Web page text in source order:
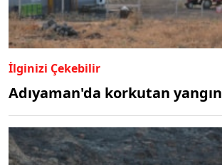
İlginizi Çekebilir
Adıyaman'da korkutan yangın